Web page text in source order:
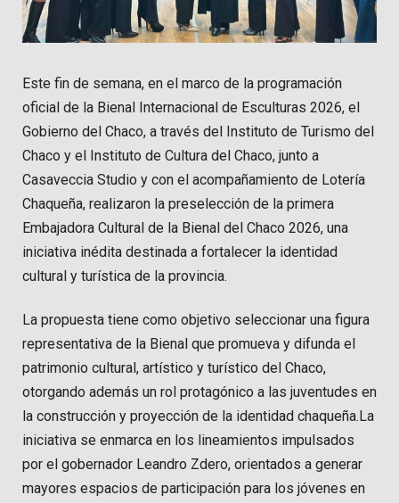
Este fin de semana, en el marco de la programación
oficial de la Bienal Internacional de Esculturas 2026, el
Gobierno del Chaco, a través del Instituto de Turismo del
Chaco y el Instituto de Cultura del Chaco, junto a
Casaveccia Studio y con el acompañamiento de Lotería
Chaqueña, realizaron la preselección de la primera
Embajadora Cultural de la Bienal del Chaco 2026, una
iniciativa inédita destinada a fortalecer la identidad
cultural y turística de la provincia.
La propuesta tiene como objetivo seleccionar una figura
representativa de la Bienal que promueva y difunda el
patrimonio cultural, artístico y turístico del Chaco,
otorgando además un rol protagónico a las juventudes en
la construcción y proyección de la identidad chaqueña.La
iniciativa se enmarca en los lineamientos impulsados
por el gobernador Leandro Zdero, orientados a generar
mayores espacios de participación para los jóvenes en